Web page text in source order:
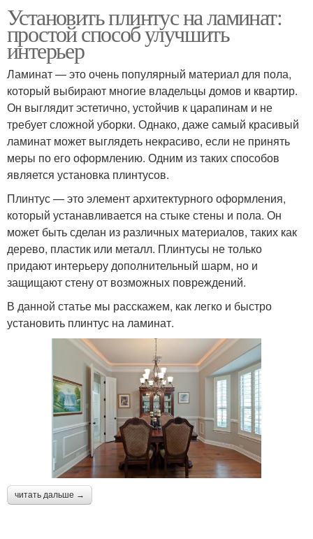
Установить плинтус на ламинат:
простой способ улучшить
интерьер
Ламинат — это очень популярный материал для пола,
который выбирают многие владельцы домов и квартир.
Он выглядит эстетично, устойчив к царапинам и не
требует сложной уборки. Однако, даже самый красивый
ламинат может выглядеть некрасиво, если не принять
меры по его оформлению. Одним из таких способов
является установка плинтусов.
Плинтус — это элемент архитектурного оформления,
который устанавливается на стыке стены и пола. Он
может быть сделан из различных материалов, таких как
дерево, пластик или металл. Плинтусы не только
придают интерьеру дополнительный шарм, но и
защищают стену от возможных повреждений.
В данной статье мы расскажем, как легко и быстро
установить плинтус на ламинат.
читать дальше →